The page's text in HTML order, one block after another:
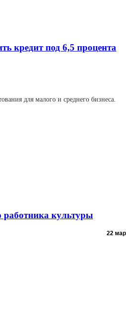
кредит под 6,5 процента
для малого и среднего бизнеса.
культуры
22